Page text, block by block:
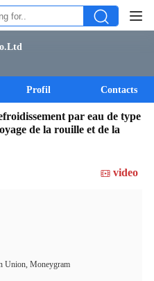
Profil Contacts
par eau de type
de la rouille et de la
video
Union, Moneygram